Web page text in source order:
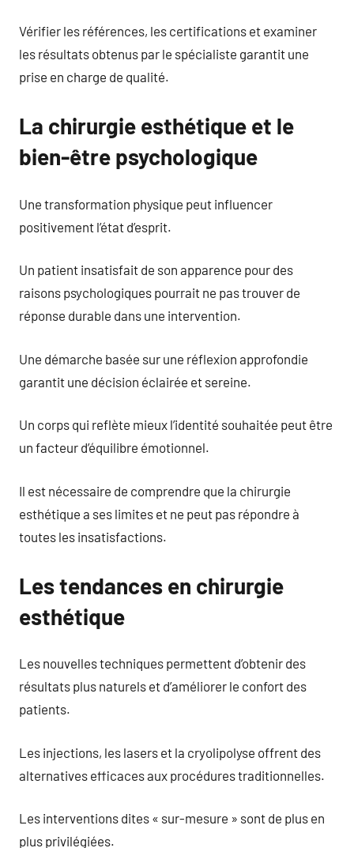
Vérifier les références, les certifications et examiner
les résultats obtenus par le spécialiste garantit une
prise en charge de qualité.
La chirurgie esthétique et le
bien-être psychologique
Une transformation physique peut influencer
positivement l’état d’esprit.
Un patient insatisfait de son apparence pour des
raisons psychologiques pourrait ne pas trouver de
réponse durable dans une intervention.
Une démarche basée sur une réflexion approfondie
garantit une décision éclairée et sereine.
Un corps qui reflète mieux l’identité souhaitée peut être
un facteur d’équilibre émotionnel.
Il est nécessaire de comprendre que la chirurgie
esthétique a ses limites et ne peut pas répondre à
toutes les insatisfactions.
Les tendances en chirurgie
esthétique
Les nouvelles techniques permettent d’obtenir des
résultats plus naturels et d’améliorer le confort des
patients.
Les injections, les lasers et la cryolipolyse offrent des
alternatives efficaces aux procédures traditionnelles.
Les interventions dites « sur-mesure » sont de plus en
plus privilégiées.